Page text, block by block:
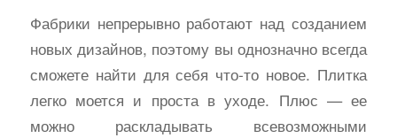
Фабрики непрерывно работают над созданием
новых дизайнов, поэтому вы однозначно всегда
сможете найти для себя что-то новое. Плитка
легко моется и проста в уходе. Плюс — ее
можно раскладывать всевозможными